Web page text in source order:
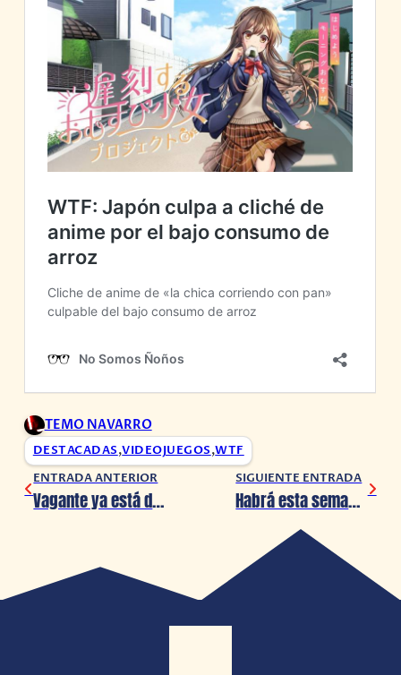
TEMO NAVARRO
DESTACADAS,VIDEOJUEGOS,WTF
ENTRADA ANTERIOR
Vagante ya está disponible para Switch, Xbox y PS
SIGUIENTE ENTRADA
Habrá esta semana un nuevo State of Play y Gran Turismo 7 será su protagonista